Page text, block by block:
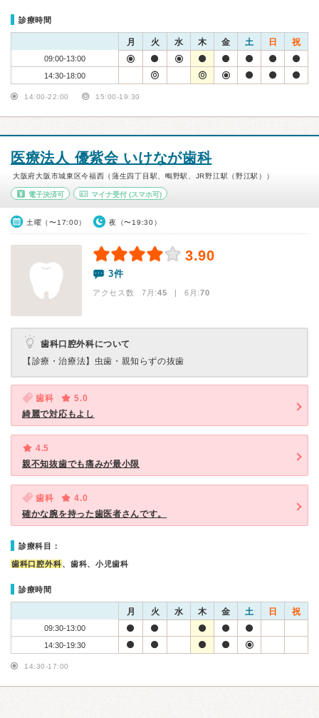
診療時間
月 火 水 木 金 土 日 祝
09:00-13:00
14:30-18:00
14:00-22:00 15:00-19:30
医療法人 優紫会 いけなが歯科
大阪府大阪市城東区今福西（蒲生四丁目駅、鴫野駅、JR野江駅（野江駅））
電子決済可 マイナ受付(スマホ可)
土曜（〜17:00） 夜（〜19:30）
3.90
3件
アクセス数 7月:45 | 6月:70
歯科口腔外科について
【診療・治療法】 虫歯・親知らずの抜歯
歯科
5.0
綺麗で対応もよし
4.5
親不知抜歯でも痛みが最小限
歯科
4.0
確かな腕を持った歯医者さんです。
診療科目：
歯科口腔外科、歯科、小児歯科
診療時間
月 火 水 木 金 土 日 祝
09:30-13:00
14:30-19:30
14:30-17:00